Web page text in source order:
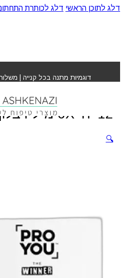
דלג לתוכן הראשי דלג לכותרת
דוגמיות מתנה בכל קנייה | משלוח
אמפולות למניעת
12 יח' 6X מ"ל רבלון
🔍